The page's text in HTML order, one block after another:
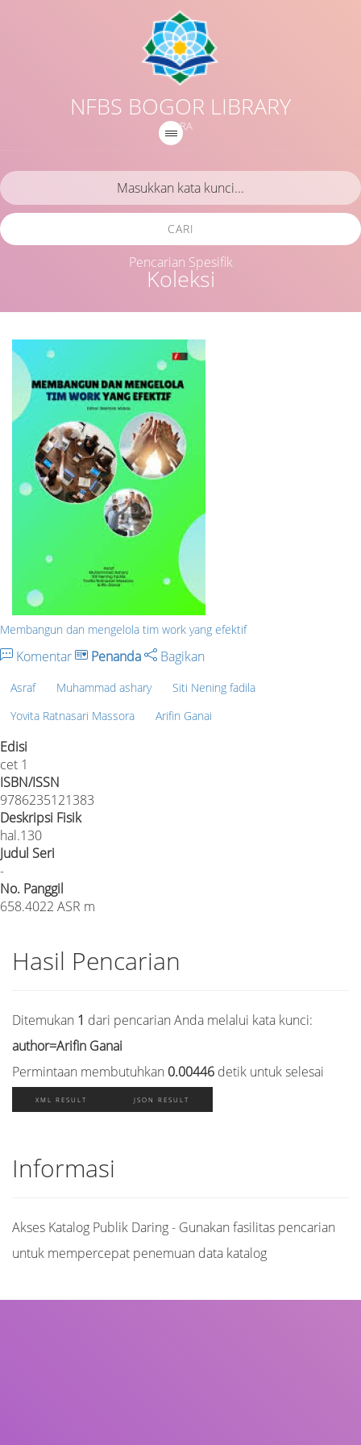
NFBS BOGOR LIBRARY
IQRA
Koleksi
CARI
Pencarian Spesifik
Membangun dan mengelola tim work yang efektif
Komentar Penanda Bagikan
Asraf Muhammad ashary
Siti Nening fadila
Yovita Ratnasari Massora
Arifin Ganai
Edisi
cet 1
ISBN/ISSN
9786235121383
Deskripsi Fisik
hal.130
Judul Seri
-
No. Panggil
658.4022 ASR m
Hasil Pencarian
Ditemukan 1 dari pencarian Anda melalui kata kunci:
author=Arifin Ganai
Permintaan membutuhkan 0.00446 detik untuk selesai
XML RESULT JSON RESULT
Informasi
Akses Katalog Publik Daring - Gunakan fasilitas pencarian
untuk mempercepat penemuan data katalog